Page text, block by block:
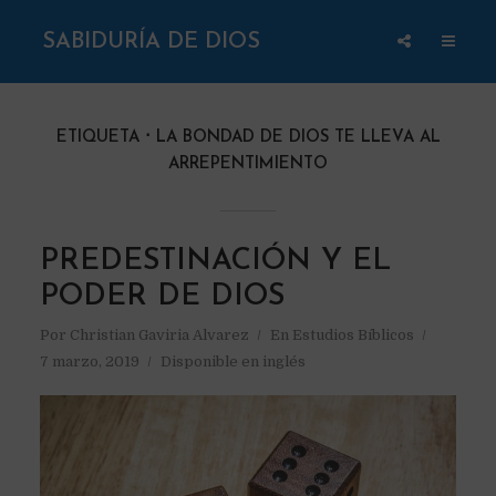
SABIDURÍA DE DIOS
ETIQUETA
LA BONDAD DE DIOS TE LLEVA AL
ARREPENTIMIENTO
PREDESTINACIÓN Y EL
PODER DE DIOS
Por Christian Gaviria Alvarez En Estudios Bíblicos
7 marzo, 2019
Disponible en inglés